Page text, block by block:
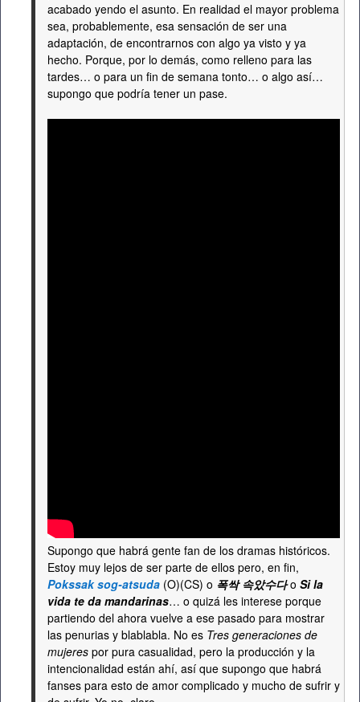
acabado yendo el asunto. En realidad el mayor problema
sea, probablemente, esa sensación de ser una
adaptación, de encontrarnos con algo ya visto y ya
hecho. Porque, por lo demás, como relleno para las
tardes… o para un fin de semana tonto… o algo así…
supongo que podría tener un pase.
Supongo que habrá gente fan de los dramas históricos.
Estoy muy lejos de ser parte de ellos pero, en fin,
Pokssak sog-atsuda (O)(CS) o 폭싹 속았수다o Si la
vida te da mandarinas… o quizá les interese porque
partiendo del ahora vuelve a ese pasado para mostrar
las penurias y blablabla. No es Tres generaciones de
mujeres por pura casualidad, pero la producción y la
intencionalidad están ahí, así que supongo que habrá
fanses para esto de amor complicado y mucho de sufrir y